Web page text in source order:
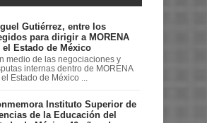
Gutiérrez, entre los
para dirigir a MORENA
el Estado de México
medio de las negociaciones y
internas dentro de MORENA
Estado de México ...
Instituto Superior de
de la Educación del